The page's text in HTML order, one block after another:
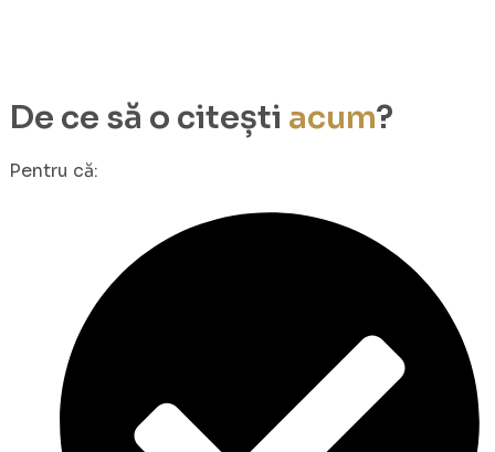
De ce să o citești acum?
Pentru că: